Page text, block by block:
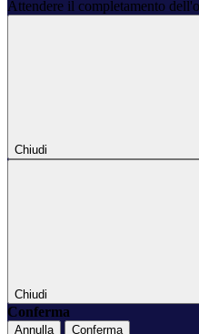
Attendere il completamento
Chiudi
Chiudi
Conferma
Annulla Conferma